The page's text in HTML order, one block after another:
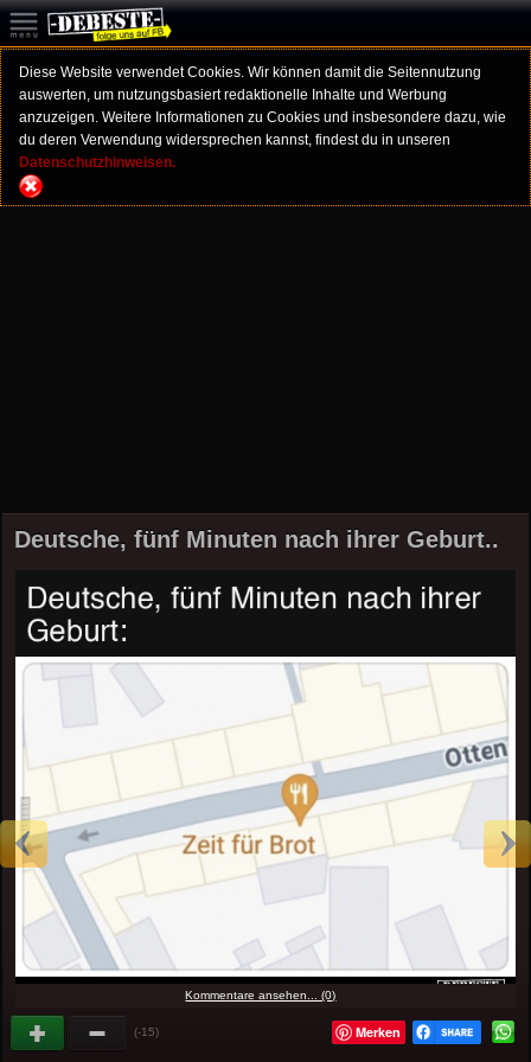
Diese Website verwendet Cookies. Wir können damit die Seitennutzung
auswerten, um nutzungsbasiert redaktionelle Inhalte und Werbung
anzuzeigen. Weitere Informationen zu Cookies und insbesondere dazu, wie
du deren Verwendung widersprechen kannst, findest du in unseren
Datenschutzhinweisen.
Deutsche, fünf Minuten nach ihrer Geburt..
Kommentare ansehen... (0)
(-15) Merken